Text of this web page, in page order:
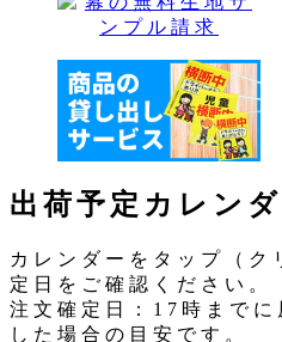
出荷予定カレン
カレンダーをタップ（ク
定日をご確認ください。
注文確定日：17時までに
した場合の目安です。